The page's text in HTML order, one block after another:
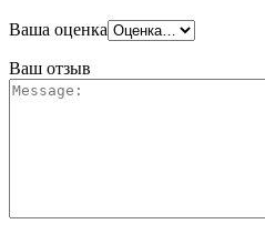
Ваша оценка
Ваш отзыв